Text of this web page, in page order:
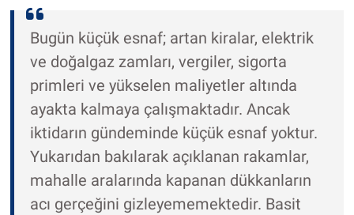
Bugün küçük esnaf; artan kiralar, elektrik
ve doğalgaz zamları, vergiler, sigorta
primleri ve yükselen maliyetler altında
ayakta kalmaya çalışmaktadır. Ancak
iktidarın gündeminde küçük esnaf yoktur.
Yukarıdan bakılarak açıklanan rakamlar,
mahalle aralarında kapanan dükkanların
acı gerçeğini gizleyememektedir. Basit